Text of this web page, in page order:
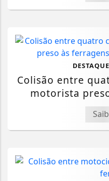
Colisão entre
motorista